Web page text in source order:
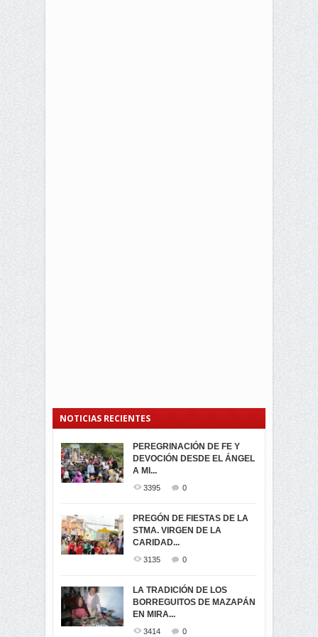
NOTICIAS RECIENTES
PEREGRINACIÓN DE FE Y
DEVOCIÓN DESDE EL ÁNGEL
A MI...
3395 0
PREGÓN DE FIESTAS DE LA
STMA. VIRGEN DE LA
CARIDAD...
3135 0
LA TRADICIÓN DE LOS
BORREGUITOS DE MAZAPÁN
EN MIRA...
3414 0
PROCESIÓN DE LA VIRGEN
DE LA CARIDAD 2024
3062
-ENCENDIDO DEL ARBOL DE
...
MIRA
3441
SEGUNDA VUELTA
ELECCIONES
PRESIDENCIALES 2023 EN
M...
ELECCION CRUCIAL:
SEGUNDA VUELTA
PRESIDENCIAL EL 1...
VIRTUALES ASAMBLEISTAS
POR LA PROVINCIA DEL
CARCHI...